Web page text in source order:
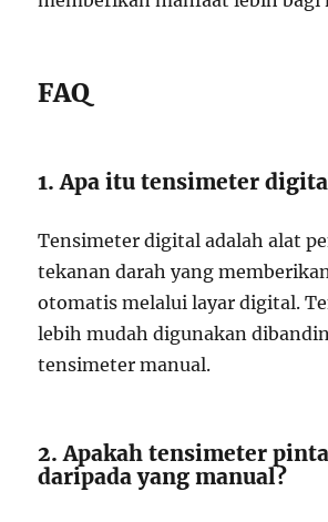
FAQ
1. Apa itu tensimeter
Tensimeter digital adalah alat
tekanan darah yang
otomatis melalui layar digital.
lebih mudah digunakan
tensimeter manual.
2. Apakah tensimeter
daripada yang manual?